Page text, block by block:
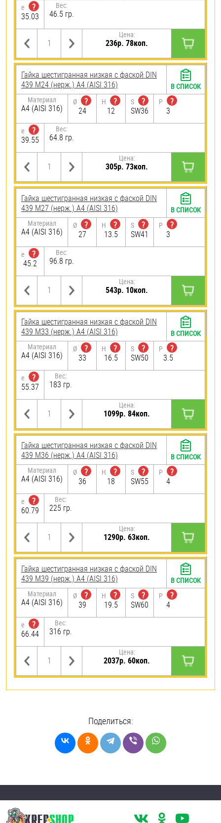
e
?
35.03
Вес:
46.5 гр.
Цена:
236р. 78коп.
Гайка шестигранная низкая с фаской DIN
439 М24 (нерж.) A4 (AISI 316)
Материал
A4 (AISI 316)
Ø
?
24
H
?
12
S
?
SW36
P
?
3
e
?
39.55
Вес:
64.8 гр.
Цена:
305р. 73коп.
В СПИСОК
Гайка шестигранная низкая с фаской DIN
439 М27 (нерж.) A4 (AISI 316)
Материал
A4 (AISI 316)
Ø
?
27
H
?
13.5
S
?
SW41
P
?
3
e
?
45.2
Вес:
96.8 гр.
Цена:
543р. 10коп.
В СПИСОК
Гайка шестигранная низкая с фаской DIN
439 М33 (нерж.) A4 (AISI 316)
Материал
A4 (AISI 316)
Ø
?
33
H
?
16.5
S
?
SW50
P
?
3.5
e
?
55.37
Вес:
183 гр.
Цена:
1099р. 84коп.
В СПИСОК
Гайка шестигранная низкая с фаской DIN
439 М36 (нерж.) A4 (AISI 316)
Материал
A4 (AISI 316)
Ø
?
36
H
?
18
S
?
SW55
P
?
4
e
?
60.79
Вес:
225 гр.
Цена:
1290р. 63коп.
В СПИСОК
Гайка шестигранная низкая с фаской DIN
439 М39 (нерж.) A4 (AISI 316)
Материал
A4 (AISI 316)
Ø
?
39
H
?
19.5
S
?
SW60
P
?
4
e
?
66.44
Вес:
316 гр.
Цена:
2037р. 60коп.
В СПИСОК
Поделиться: